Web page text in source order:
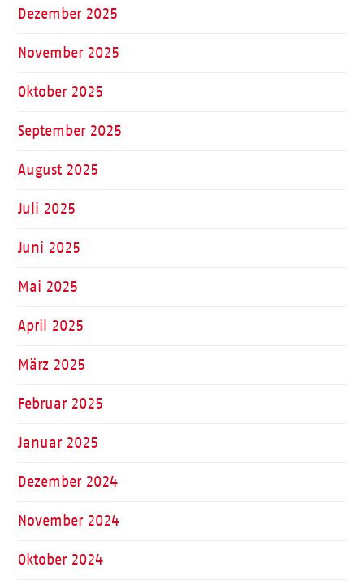
Dezember 2025
November 2025
Oktober 2025
September 2025
August 2025
Juli 2025
Juni 2025
Mai 2025
April 2025
März 2025
Februar 2025
Januar 2025
Dezember 2024
November 2024
Oktober 2024